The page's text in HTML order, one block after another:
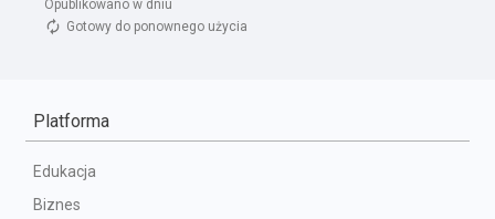
Opublikowano w dniu
Gotowy do ponownego użycia
Platforma
Edukacja
Biznes